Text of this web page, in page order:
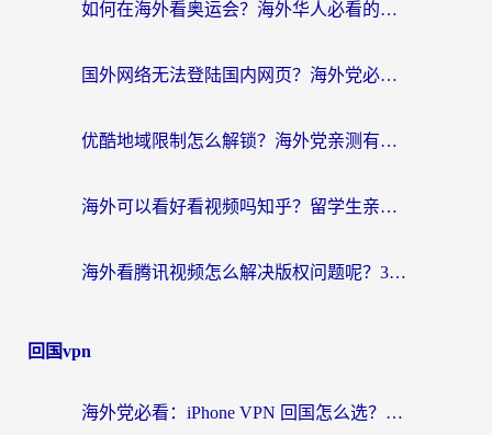
如何在海外看奥运会？海外华人必看的体育赛事直播终极指南
国外网络无法登陆国内网页？海外党必看：选对回国加速器实现无缝访问
优酷地域限制怎么解锁？海外党亲测有效的追剧自由指南
海外可以看好看视频吗知乎？留学生亲测有效的回国追剧解决方案
海外看腾讯视频怎么解决版权问题呢？3步让你轻松解锁国内影视自由
回国vpn
海外党必看：iPhone VPN 回国怎么选？一篇搞定无缝访问国内资源